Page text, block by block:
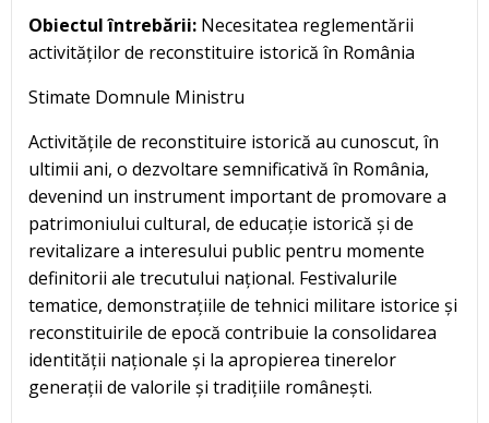
Obiectul întrebării: Necesitatea reglementării
activităților de reconstituire istorică în România
Stimate Domnule Ministru
Activitățile de reconstituire istorică au cunoscut, în
ultimii ani, o dezvoltare semnificativă în România,
devenind un instrument important de promovare a
patrimoniului cultural, de educație istorică și de
revitalizare a interesului public pentru momente
definitorii ale trecutului național. Festivalurile
tematice, demonstrațiile de tehnici militare istorice și
reconstituirile de epocă contribuie la consolidarea
identității naționale și la apropierea tinerelor
generații de valorile și tradițiile românești.